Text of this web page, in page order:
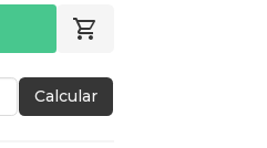
Calcular